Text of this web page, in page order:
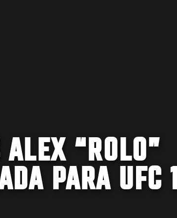
“ROLO”
PARA UFC